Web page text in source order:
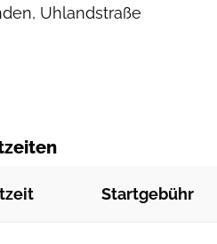
Uhlandstraße
Startgebühr